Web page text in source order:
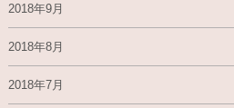
2018年9月
2018年8月
2018年7月